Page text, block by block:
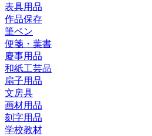
表具用品
作品保存
筆ペン
便箋・葉書
慶事用品
和紙工芸品
扇子用品
文房具
画材用品
刻字用品
学校教材